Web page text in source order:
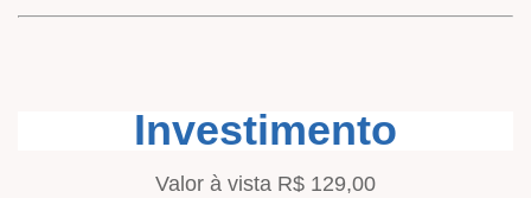
Investimento
Valor à vista R$ 129,00